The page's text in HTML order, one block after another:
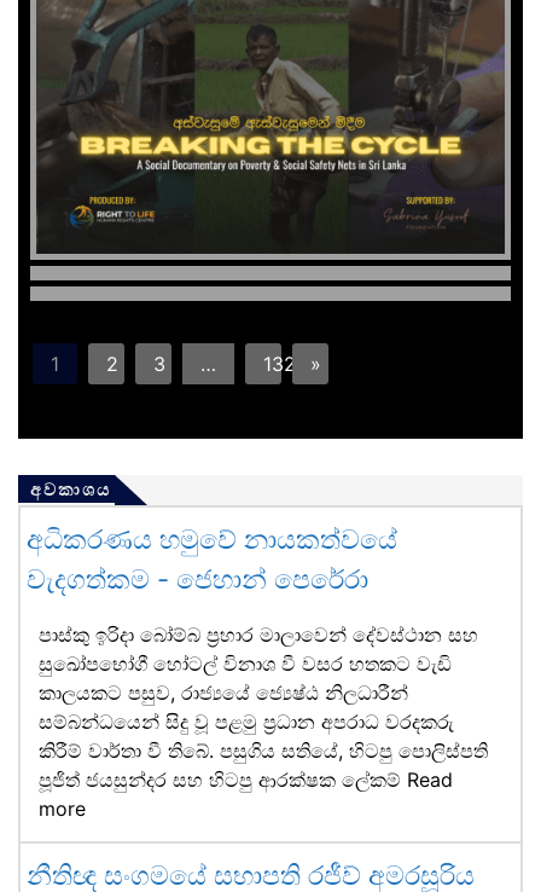
1 2 3 … 132 »
අවකාශය
අධිකරණය හමුවේ නායකත්වයේ
වැදගත්කම - ජෙහාන් පෙරේරා
පාස්කු ඉරිදා බෝම්බ ප්‍රහාර මාලාවෙන් දේවස්ථාන සහ
සුඛෝපභෝගී හෝටල් විනාශ වී වසර හතකට වැඩි
කාලයකට පසුව, රාජ්‍යයේ ජ්‍යෙෂ්ඨ නිලධාරීන්
සම්බන්ධයෙන් සිදු වූ පළමු ප්‍රධාන අපරාධ වරදකරු
කිරීම් වාර්තා වී තිබේ. පසුගිය සතියේ, හිටපු පොලිස්පති
පූජිත් ජයසුන්දර සහ හිටපු ආරක්ෂක ලේකම් Read
more
නීතිඥ සංගමයේ සභාපති රජීව් අමරසූරිය